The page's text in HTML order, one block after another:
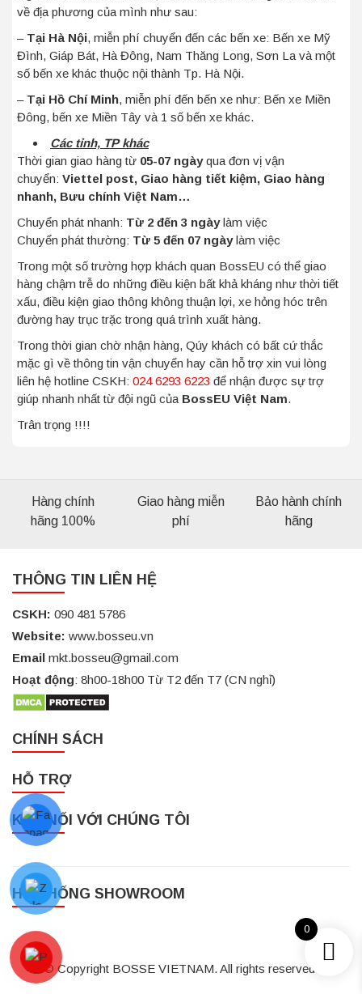
về địa phương của mình như sau:
– Tại Hà Nội, miễn phí chuyển đến các bến xe: Bến xe Mỹ
Đình, Giáp Bát, Hà Đông, Nam Thăng Long, Sơn La và một
số bến xe khác thuộc nội thành Tp. Hà Nội.
– Tại Hồ Chí Minh, miễn phí đến bến xe như: Bến xe Miền
Đông, bến xe Miền Tây và 1 số bến xe khác.
Các tỉnh, TP khác
Thời gian giao hàng từ 05-07 ngàyqua đơn vị vận
chuyển: Viettel post, Giao hàng tiết kiệm, Giao hàng
nhanh, Bưu chính Việt Nam…
Chuyển phát nhanh: Từ 2 đến 3 ngàylàm việc
Chuyển phát thường: Từ 5 đến 07 ngàylàm việc
Trong một số trường hợp khách quan BossEU có thể giao
hàng chậm trễ do những điều kiện bất khả kháng như thời tiết
xấu, điều kiện giao thông không thuận lợi, xe hỏng hóc trên
đường hay trục trặc trong quá trình xuất hàng.
Trong thời gian chờ nhận hàng, Qúy khách có bất cứ thắc
mặc gì về thông tin vận chuyển hay cần hỗ trợ xin vui lòng
liên hệ hotline CSKH: 024 6293 6223 để nhận được sự trợ
giúp nhanh nhất từ đội ngũ của BossEU Việt Nam.
Trân trọng !!!!
Hàng chính
hãng 100%
Giao hàng miễn
phí
Bảo hành chính
hãng
THÔNG TIN LIÊN HỆ
CSKH: 090 481 5786
Website: www.bosseu.vn
Email mkt.bosseu@gmail.com
Hoạt động: 8h00-18h00 Từ T2 đến T7 (CN nghỉ)
CHÍNH SÁCH
HỖ TRỢ
KẾT NỐI VỚI CHÚNG TÔI
HỆ THỐNG SHOWROOM
© Copyright BOSSE VIETNAM. All rights reserved.
0